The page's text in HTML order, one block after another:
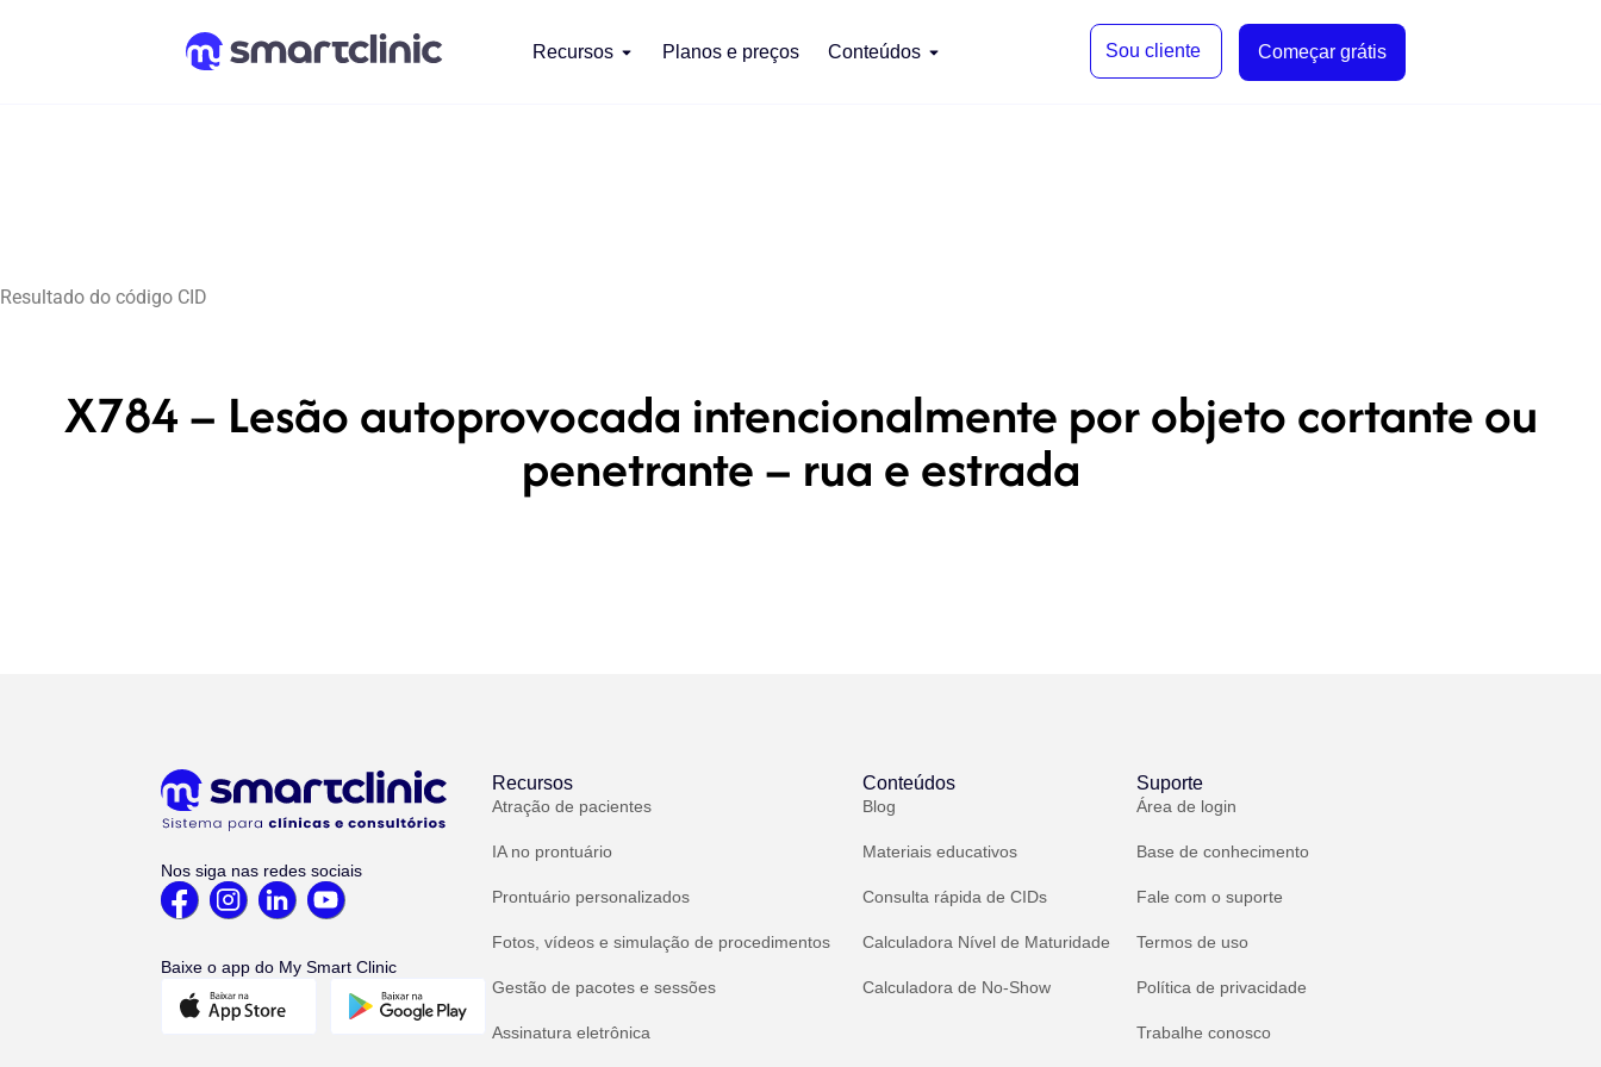
Recursos Planos e preços Conteúdos Sou cliente Começar grátis
Resultado do código CID
X784 – Lesão autoprovocada intencionalmente por objeto cortante ou
penetrante – rua e estrada
Nos siga nas redes sociais
Baixe o app do My Smart Clinic
Recursos
Atração de pacientes
IA no prontuário
Prontuário personalizados
Fotos, vídeos e simulação de procedimentos
Gestão de pacotes e sessões
Assinatura eletrônica
Conteúdos
Blog
Materiais educativos
Consulta rápida de CIDs
Calculadora Nível de Maturidade
Calculadora de No-Show
Suporte
Área de login
Base de conhecimento
Fale com o suporte
Termos de uso
Política de privacidade
Trabalhe conosco